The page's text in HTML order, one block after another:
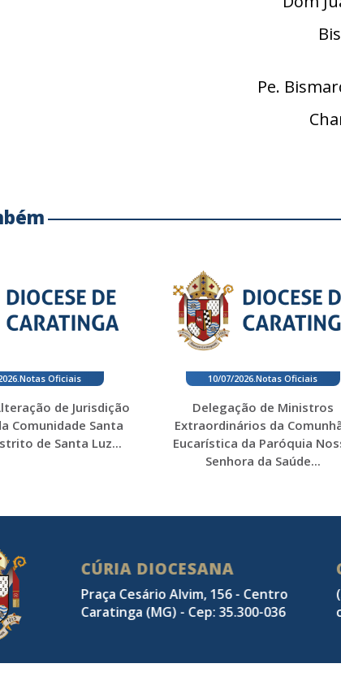
Pe.
.Notas Oficiais
de Jurisdição
Comunidade Santa
de Santa Luz...
10/07/2026.Notas Oficiais
Delegação de Ministros
Extraordinários da
Eucarística da Paróquia
Senhora da Saúde...
CÚRIA DIOCESANA
Praça Cesário Alvim, 156 - Centro
Caratinga (MG) - Cep: 35.300-036